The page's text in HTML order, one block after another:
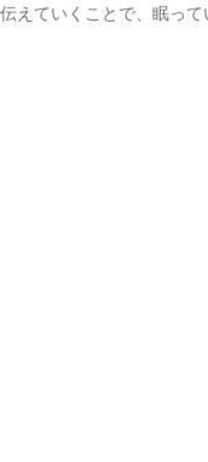
ていくことで、眠って